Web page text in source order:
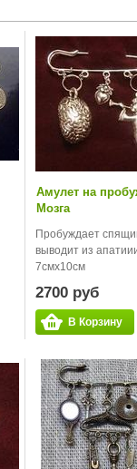
Амулет на
Мозга
Пробуждает
выводит из
7смх10см
2700 руб
В Корзину